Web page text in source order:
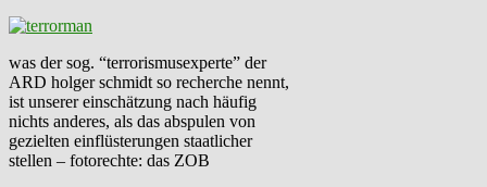
was der sog. “terrorismusexperte” der
ARD holger schmidt so recherche nennt,
ist unserer einschätzung nach häufig
nichts anderes, als das abspulen von
gezielten einflüsterungen staatlicher
stellen – fotorechte: das ZOB